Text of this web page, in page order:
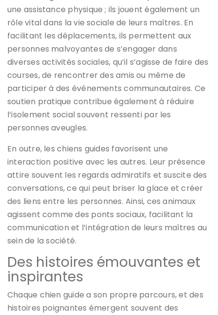
une assistance physique ; ils jouent également un
rôle vital dans la vie sociale de leurs maîtres. En
facilitant les déplacements, ils permettent aux
personnes malvoyantes de s’engager dans
diverses activités sociales, qu’il s’agisse de faire des
courses, de rencontrer des amis ou même de
participer à des événements communautaires. Ce
soutien pratique contribue également à réduire
l’isolement social souvent ressenti par les
personnes aveugles.
En outre, les chiens guides favorisent une
interaction positive avec les autres. Leur présence
attire souvent les regards admiratifs et suscite des
conversations, ce qui peut briser la glace et créer
des liens entre les personnes. Ainsi, ces animaux
agissent comme des ponts sociaux, facilitant la
communication et l’intégration de leurs maîtres au
sein de la société.
Des histoires émouvantes et
inspirantes
Chaque chien guide a son propre parcours, et des
histoires poignantes émergent souvent des